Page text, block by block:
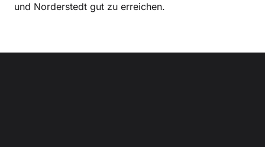
und Norderstedt gut zu erreichen.